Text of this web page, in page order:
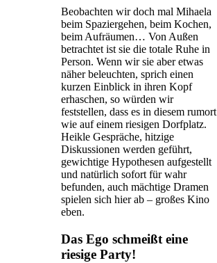
Beobachten wir doch mal Mihaela
beim Spaziergehen, beim Kochen,
beim Aufräumen… Von Außen
betrachtet ist sie die totale Ruhe in
Person. Wenn wir sie aber etwas
näher beleuchten, sprich einen
kurzen Einblick in ihren Kopf
erhaschen, so würden wir
feststellen, dass es in diesem rumort
wie auf einem riesigen Dorfplatz.
Heikle Gespräche, hitzige
Diskussionen werden geführt,
gewichtige Hypothesen aufgestellt
und natürlich sofort für wahr
befunden, auch mächtige Dramen
spielen sich hier ab – großes Kino
eben.
Das Ego schmeißt eine
riesige Party!